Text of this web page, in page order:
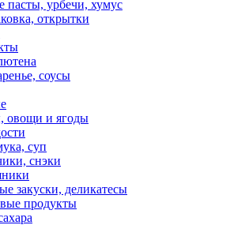
пасты, урбечи, хумус
открытки
соусы
овощи и ягоды
суп
снэки
закуски, деликатесы
продукты